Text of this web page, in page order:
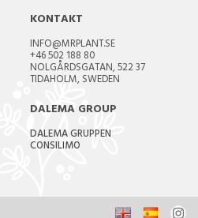
KONTAKT
INFO@MRPLANT.SE
+46 502 188 80
NOLGÅRDSGATAN, 522 37
TIDAHOLM, SWEDEN
DALEMA GROUP
DALEMA GRUPPEN
CONSILIMO